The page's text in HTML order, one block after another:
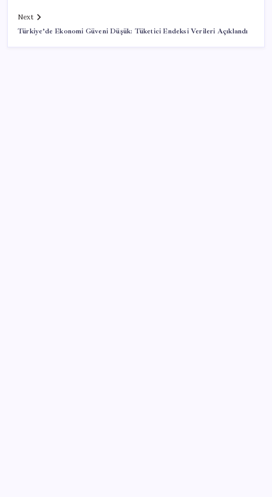
Next
Türkiye’de Ekonomi Güveni Düşük: Tüketici Endeksi Verileri Açıklandı